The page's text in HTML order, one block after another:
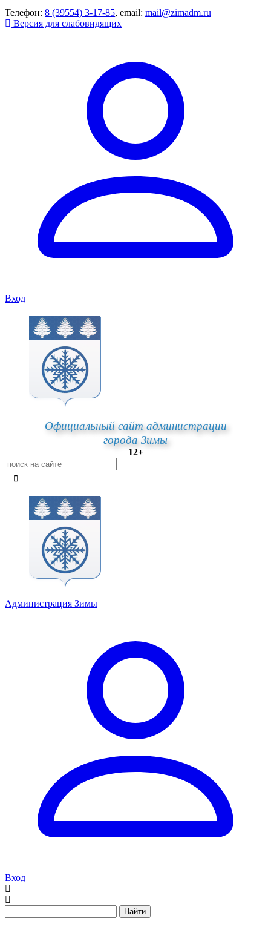
Телефон: 8 (39554) 3-17-85, email: mail@zimadm.ru
Версия для слабовидящих
Вход
Официальный сайт администрации
города Зимы
12+
Администрация Зимы
Вход
Найти